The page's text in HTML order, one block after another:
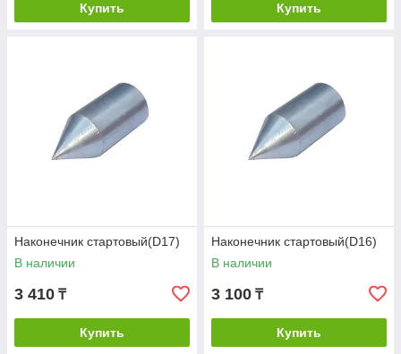
Купить Купить
Наконечник стартовый(D17)
В наличии
3 410 ₸
Купить
Наконечник стартовый(D16)
В наличии
3 100 ₸
Купить